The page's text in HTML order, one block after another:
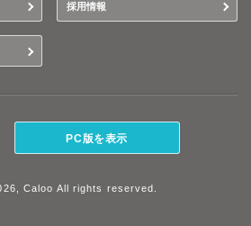
採用情報
PC版を表示
Caloo All rights reserved.